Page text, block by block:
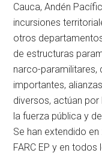
Cauca, Andén
incursiones
otros
de estructuras
narco-paramilitares,
importantes,
diversos, actúan
la fuerza pública y
Se han extendido
FARC EP y en